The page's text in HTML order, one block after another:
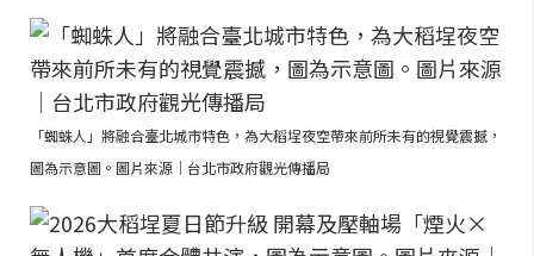
「蜘蛛人」將融合臺北城市特色，為大稻埕夜空帶來前所未有的視覺震撼，
圖為示意圖。圖片來源｜台北市政府觀光傳播局